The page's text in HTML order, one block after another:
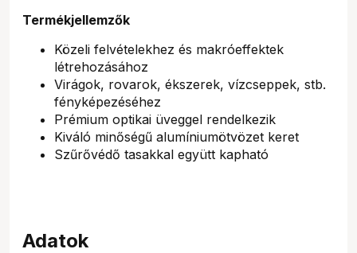
Termékjellemzők
Közeli felvételekhez és makróeffektek
létrehozásához
Virágok, rovarok, ékszerek, vízcseppek, stb.
fényképezéséhez
Prémium optikai üveggel rendelkezik
Kiváló minőségű alumíniumötvözet keret
Szűrővédő tasakkal együtt kapható
Adatok